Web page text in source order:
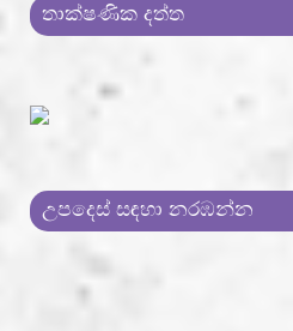
තාක්ෂණික දත්ත
උපදෙස් සඳහා නරඹන්න